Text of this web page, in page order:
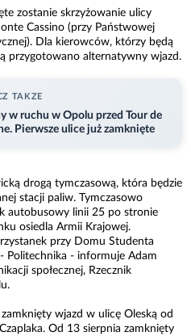
zostanie skrzyżowanie ulicy
Cassino (przy Państwowej
Dla kierowców, którzy będą
przygotowano alternatywny wjazd.
TAKZE
w ruchu w Opolu przed Tour de
Pierwsze ulice już zamknięte
drogą tymczasową, która będzie
stacji paliw. Tymczasowo
autobusowy linii 25 po stronie
osiedla Armii Krajowej.
przy Domu Studenta
Politechnika - informuje Adam
społecznej, Rzecznik
wjazd w ulicę Oleską od
Od 13 sierpnia zamknięty